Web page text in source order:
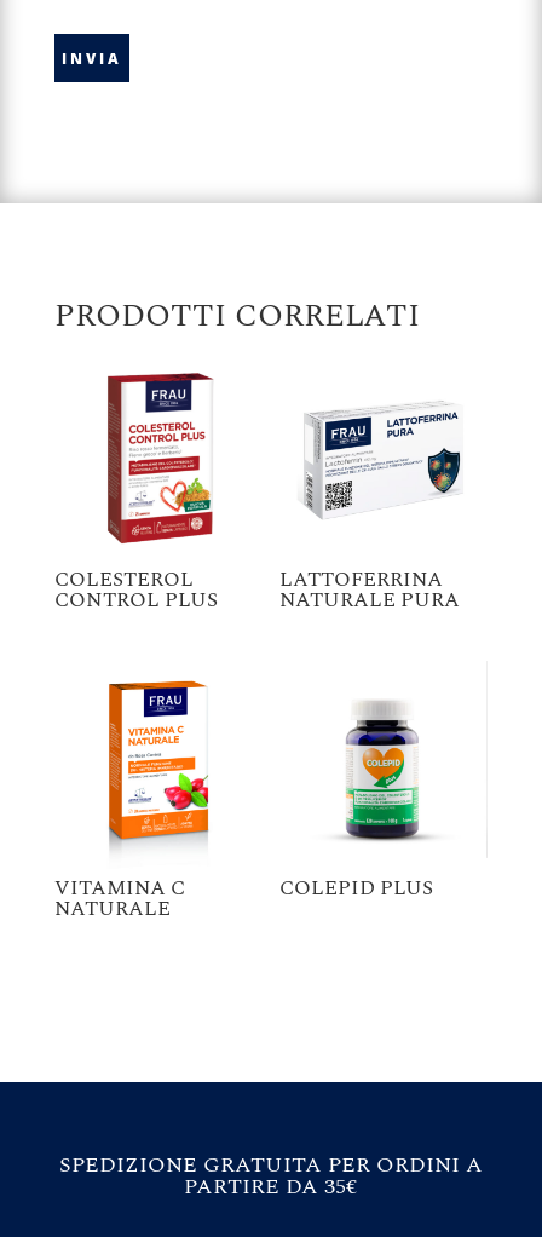
PRODOTTI CORRELATI
COLESTEROL
CONTROL PLUS
LATTOFERRINA
NATURALE PURA
VITAMINA C
NATURALE
COLEPID PLUS
SPEDIZIONE GRATUITA PER ORDINI A
PARTIRE DA 35€